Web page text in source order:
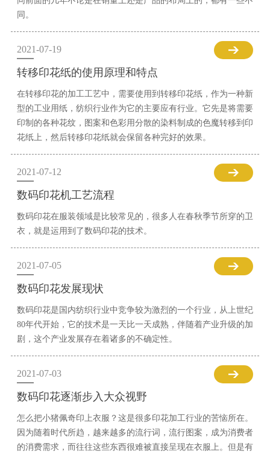
同。
2021-07-19
转移印花纸的使用原理和特点
在转移印花的加工工艺中，需要使用到转移印花纸，作为一种新
型的工业用纸，纺织行业作为它的主要应有行业。它先是将需要
印制的各种花纹，图案和色彩用分散的染料制成的色魔转移到印
花纸上，然后转移印花纸就会保留各种完好的效果。
2021-07-12
数码印花机工艺流程
数码印花在服装领域是比较常见的，很多人在春秋季节所穿的卫
衣，就是运用到了数码印花的技术。
2021-07-05
数码印花发展现状
数码印花是国内纺织行业中竞争较为激烈的一个行业，从上世纪
80年代开始，它的技术是一天比一天成熟，伴随着产业升级的加
剧，这个产业发展存在着诸多的不确定性。
2021-07-03
数码印花逐渐步入大众视野
怎么把小猪佩奇印上衣服？这是很多印花加工行业的苦恼所在。
因为随着时代所趋，越来越多的流行词，流行图案，成为消费者
的消费需求，而往往这些东西很难被直接呈现在衣服上。但是有